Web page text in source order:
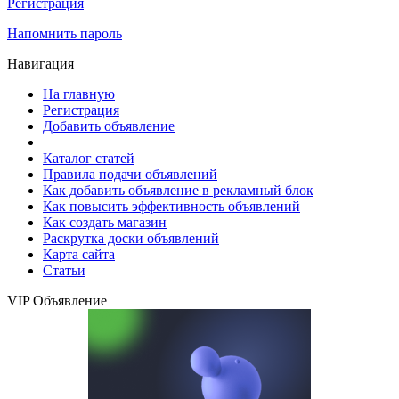
Регистрация
Напомнить пароль
Навигация
На главную
Регистрация
Добавить объявление
Каталог статей
Правила подачи объявлений
Как добавить объявление в рекламный блок
Как повысить эффективность объявлений
Как создать магазин
Раскрутка доски объявлений
Карта сайта
Статьи
VIP Объявление